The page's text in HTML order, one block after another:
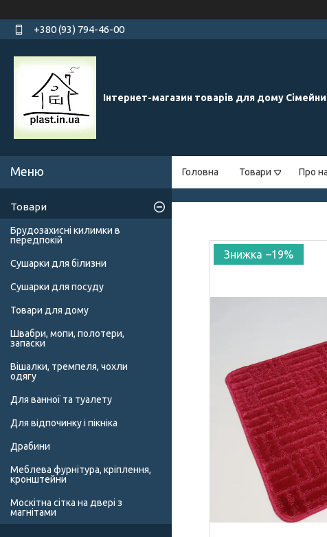
+380 (93) 794-46-00
Інтернет-магазин товарів для дому
Головна Товари Про
–19%
Товари
Брудозахисні килимки в
передпокій
Сушарки для білизни
Сушарки для посуду
Товари для дому
Швабри, мопи, полотери,
запаски
Вішалки, тремпеля, чохли
одягу
Для ванної та туалету
Для відпочинку і пікніка
Драбини
Меблева фурнітура, кріплення,
кронштейни
Москітна сітка на двері з
магнітами